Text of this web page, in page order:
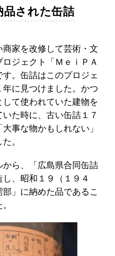
品された缶詰
家を改修して芸術・文
ジェクト「ＭｅｉＰＡ
。缶詰はこのプロジェ
に見つけました。かつ
て使われていた建物を
た時に、古い缶詰１７
事な物かもしれない」
。
ら、「広島県合同缶詰
、昭和１９（１９４
」に納めた品であるこ